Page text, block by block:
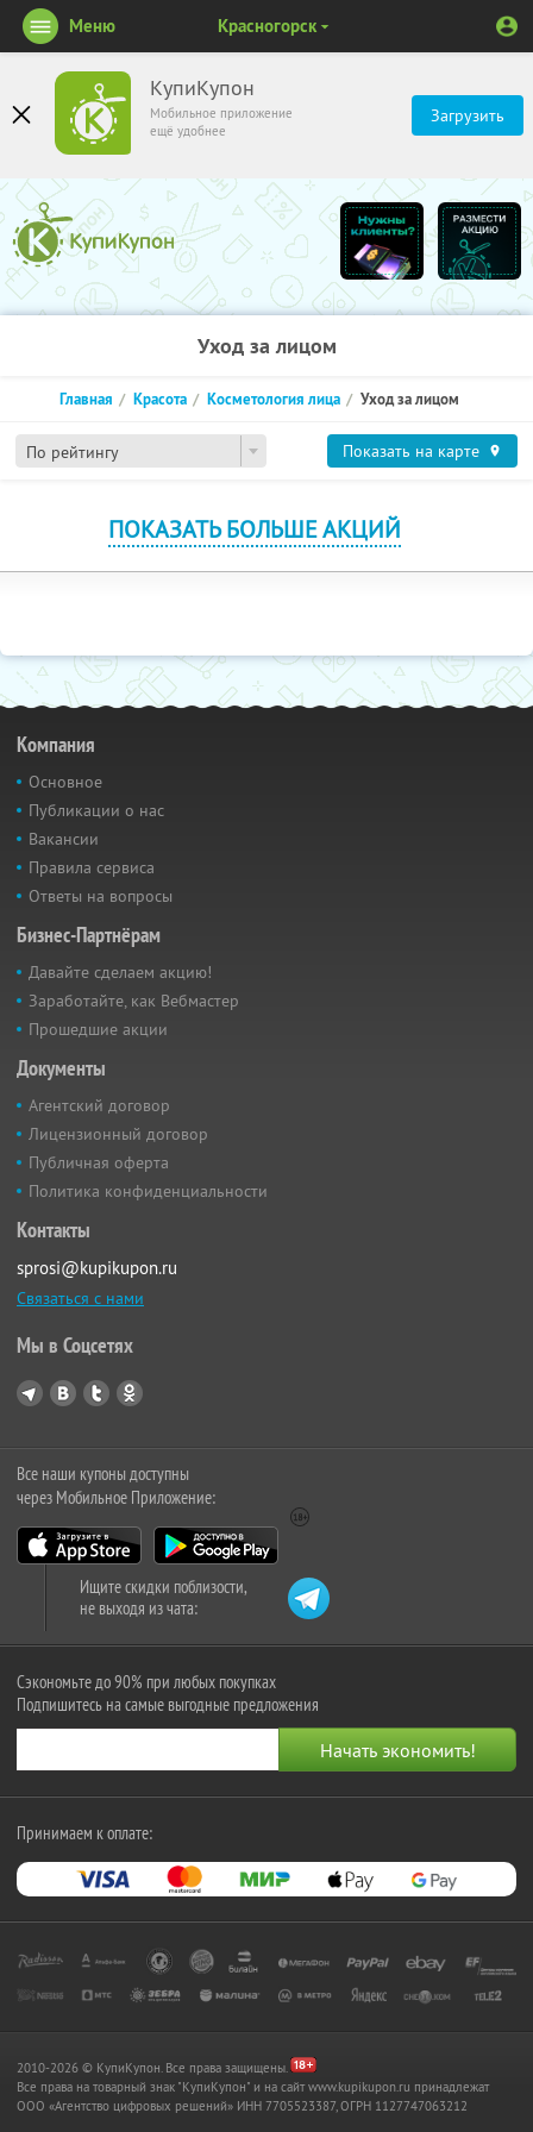
КупиКупон
Мобильное приложение
ещё удобнее
Загрузить
Меню Красногорск
Уход за лицом
По рейтингу
Главная Красота Косметология лица Уход за лицом
Показать на карте
ПОКАЗАТЬ БОЛЬШЕ АКЦИЙ
Компания
Основное
Публикации о нас
Вакансии
Правила сервиса
Ответы на вопросы
Бизнес-Партнёрам
Давайте сделаем акцию!
Заработайте, как Вебмастер
Прошедшие акции
Документы
Агентский договор
Лицензионный договор
Публичная оферта
Политика конфиденциальности
Контакты
sprosi@kupikupon.ru
Связаться с нами
Мы в Соцсетях
Все наши купоны доступны
через Мобильное Приложение:
Ищите скидки поблизости,
не выходя из чата:
Сэкономьте до 90% при любых покупках
Подпишитесь на самые выгодные предложения
Принимаем к оплате:
2010-2026 © КупиКупон. Все права защищены.
Все права на товарный знак "КупиКупон" и на сайт www.kupikupon.ru принадлежат
OOO «Агентство цифровых решений» ИНН 7705523387, ОГРН 1127747063212